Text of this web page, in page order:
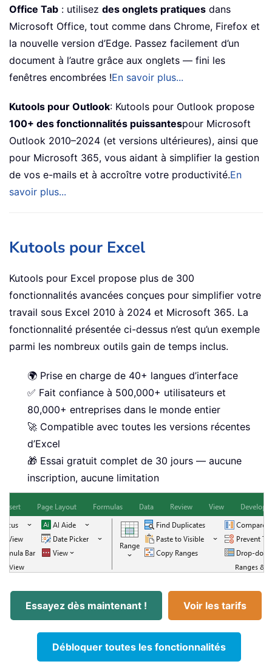
Office Tab : utilisez des onglets pratiques dans
Microsoft Office, tout comme dans Chrome, Firefox et
la nouvelle version d’Edge. Passez facilement d’un
document à l’autre grâce aux onglets — fini les
fenêtres encombrées !En savoir plus...
Kutools pour Outlook: Kutools pour Outlook propose
100+ des fonctionnalités puissantespour Microsoft
Outlook 2010–2024 (et versions ultérieures), ainsi que
pour Microsoft 365, vous aidant à simplifier la gestion
de vos e-mails et à accroître votre productivité.En
savoir plus...
Kutools pour Excel
Kutools pour Excel propose plus de 300
fonctionnalités avancées conçues pour simplifier votre
travail sous Excel 2010 à 2024 et Microsoft 365. La
fonctionnalité présentée ci-dessus n’est qu’un exemple
parmi les nombreux outils gain de temps inclus.
🌍 Prise en charge de 40+ langues d’interface
✅ Fait confiance à 500,000+ utilisateurs et
80,000+ entreprises dans le monde entier
🚀 Compatible avec toutes les versions récentes
d’Excel
🎁 Essai gratuit complet de 30 jours — aucune
inscription, aucune limitation
Essayez dès maintenant ! Voir les tarifs
Débloquer toutes les fonctionnalités